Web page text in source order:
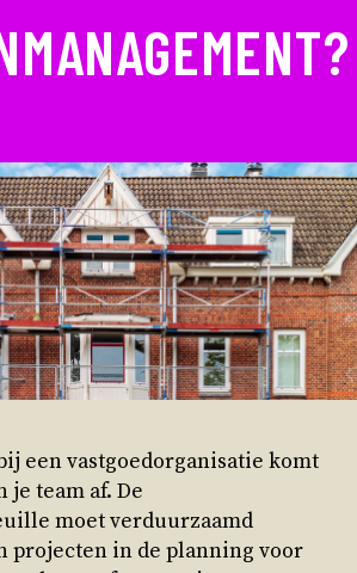
een vastgoedorganisatie komt
je team af. De
moet verduurzaamd
projecten in de planning voor